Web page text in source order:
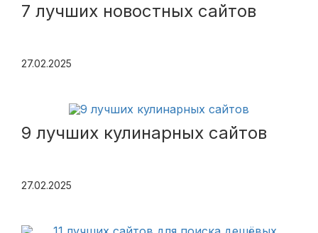
7 лучших новостных сайтов
27.02.2025
9 лучших кулинарных сайтов
27.02.2025